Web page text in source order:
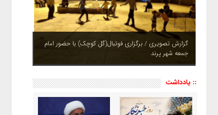
چشم نوازی بوستان های شهر پرند در فصل بهار + تصاویر
:: یادداشت